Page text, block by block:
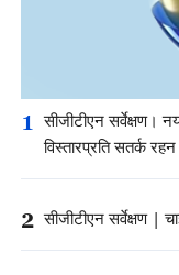
1 सीजीटीएन सर्वेक्षण।
विस्तारप्रति सतर्क
2 सीजीटीएन सर्वेक्षण |